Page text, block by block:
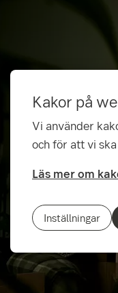
Kakor på
Vi använder
och för att vi
Läs mer om
Inställningar